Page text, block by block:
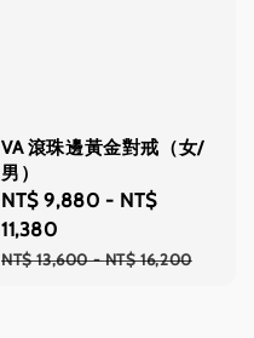
VA 滾珠邊黃金對戒（女/
男）
Sale
price
NT$ 9,880 - NT$
11,380
Regular
NT$ 13,600-NT$ 16,200